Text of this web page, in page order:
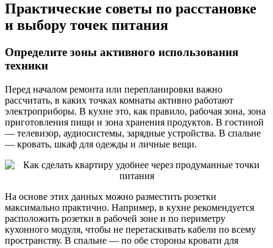
Практические советы по расстановке
и выбору точек питания
Определите зоны активного использования
техники
Перед началом ремонта или перепланировки важно
рассчитать, в каких точках комнаты активно работают
электроприборы. В кухне это, как правило, рабочая зона, зона
приготовления пищи и зона хранения продуктов. В гостиной
— телевизор, аудиосистемы, зарядные устройства. В спальне
— кровать, шкаф для одежды и личные вещи.
На основе этих данных можно разместить розетки
максимально практично. Например, в кухне рекомендуется
расположить розетки в рабочей зоне и по периметру
кухонного модуля, чтобы не перетаскивать кабели по всему
пространству. В спальне — по обе стороны кровати для